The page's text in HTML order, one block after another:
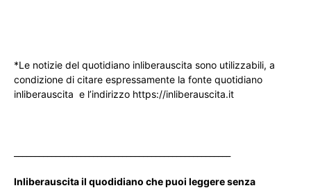
*Le notizie del quotidiano inliberauscita sono utilizzabili, a
condizione di citare espressamente la fonte quotidiano
inliberauscita e l’indirizzo https://inliberauscita.it
Inliberauscita il quodidiano che puoi leggere senza